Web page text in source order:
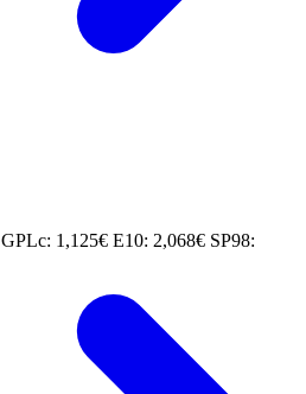
GPLc: 1,125€ E10: 2,068€ SP98: